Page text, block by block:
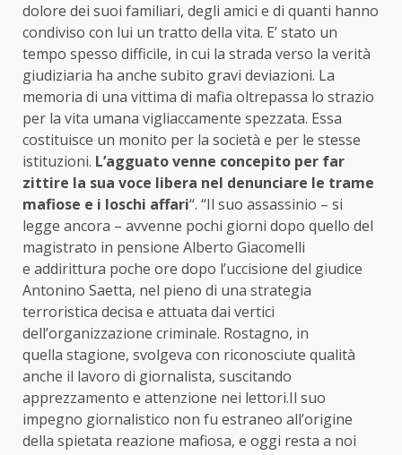
dolore dei suoi familiari, degli amici e di quanti hanno
condiviso con lui un tratto della vita. E’ stato un
tempo spesso difficile, in cui la strada verso la verità
giudiziaria ha anche subito gravi deviazioni. La
memoria di una vittima di mafia oltrepassa lo strazio
per la vita umana vigliaccamente spezzata. Essa
costituisce un monito per la società e per le stesse
istituzioni. L’agguato venne concepito per far
zittire la sua voce libera nel denunciare le trame
mafiose e i loschi affari“. “Il suo assassinio – si
legge ancora – avvenne pochi giorni dopo quello del
magistrato in pensione Alberto Giacomelli
e addirittura poche ore dopo l’uccisione del giudice
Antonino Saetta, nel pieno di una strategia
terroristica decisa e attuata dai vertici
dell’organizzazione criminale. Rostagno, in
quella stagione, svolgeva con riconosciute qualità
anche il lavoro di giornalista, suscitando
apprezzamento e attenzione nei lettori.Il suo
impegno giornalistico non fu estraneo all’origine
della spietata reazione mafiosa, e oggi resta a noi